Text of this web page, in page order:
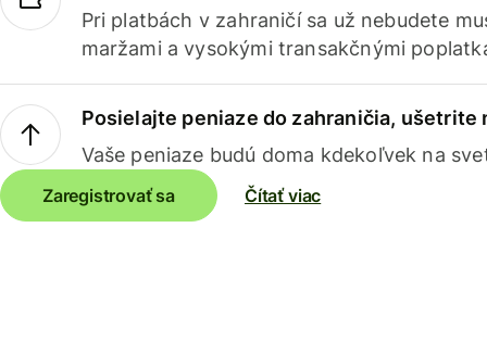
Pri platbách v zahraničí sa už nebudete
maržami a vysokými transakčnými
Posielajte peniaze do zahraničia, ušetrite
Vaše peniaze budú doma kdekoľvek na
Zaregistrovať sa Čítať viac